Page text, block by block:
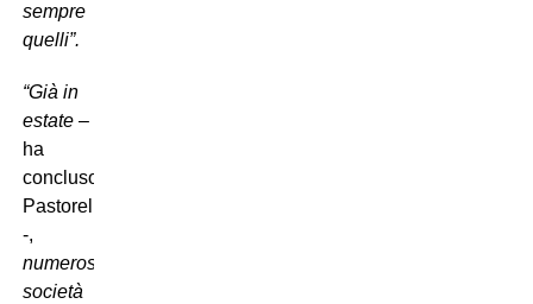
sempre
quelli”.
“Già in
estate–
ha
concluso
Pastorello
-,
numerose
società